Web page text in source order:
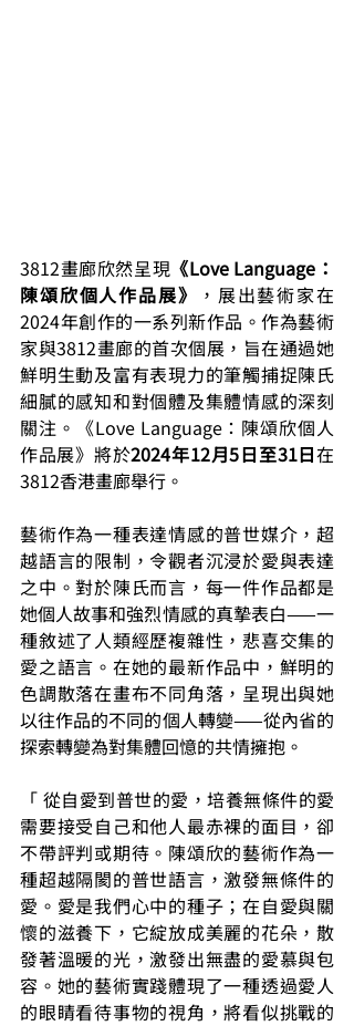
3812畫廊欣然呈現 《Love Language：
陳頌欣個人作品展》
，展出藝術家在
2024年創作的一系列新作品。作為藝術
家與3812畫廊的首次個展，旨在通過她
鮮明生動及富有表現力的筆觸捕捉陳氏
細膩的感知和對個體及集體情感的深刻
關注。《Love Language：陳頌欣個人
作品展》將於2024年12月5日至31日在
3812香港畫廊舉行。
藝術作為一種表達情感的普世媒介，超
越語言的限制，令觀者沉浸於愛與表達
之中。對於陳氏而言，每一件作品都是
她個人故事和強烈情感的真摯表白——一
種敘述了人類經歷複雜性，悲喜交集的
愛之語言。在她的最新作品中，鮮明的
色調散落在畫布不同角落，呈現出與她
以往作品的不同的個人轉變——從內省的
探索轉變為對集體回憶的共情擁抱。
「 從自愛到普世的愛，培養無條件的愛
需要接受自己和他人最赤裸的面目，卻
不帶評判或期待。陳頌欣的藝術作為一
種超越隔閡的普世語言，激發無條件的
愛。愛是我們心中的種子；在自愛與關
懷的滋養下，它綻放成美麗的花朵，散
發著溫暖的光，激發出無盡的愛慕與包
容。她的藝術實踐體現了一種透過愛人
的眼睛看待事物的視角，將看似挑戰的